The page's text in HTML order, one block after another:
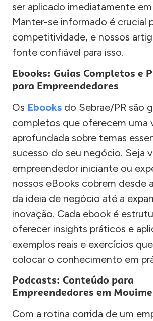
ser aplicado imediatamente em
Manter-se informado é crucial
competitividade, e nossos
fonte confiável para isso.
Ebooks: Guias Completos e
para Empreendedores
Os Ebooks do Sebrae/PR são
completos que oferecem uma
aprofundada sobre temas
sucesso do seu negócio. Seja
empreendedor iniciante ou
nossos eBooks cobrem desde
da ideia de negócio até a
inovação. Cada ebook é
oferecer insights práticos e
exemplos reais e exercícios
colocar o conhecimento em
Podcasts: Conteúdo para
Empreendedores em
Com a rotina corrida de um